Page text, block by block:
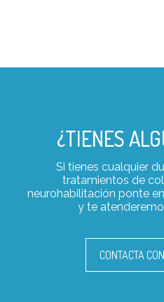
¿TIENES
Si tienes cualquier
tratamientos de
neurohabilitación ponte
y te
CONTACTA